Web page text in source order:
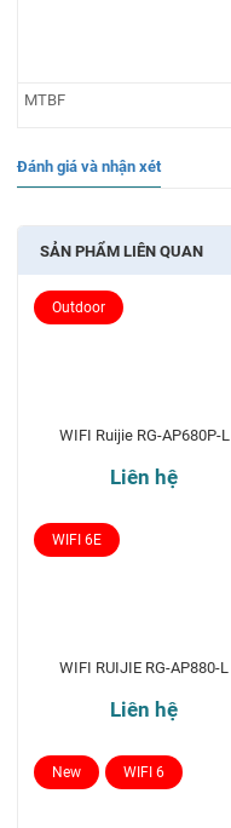
MTBF
Đánh giá và nhận xét
SẢN PHẨM LIÊN QUAN
WIFI Ruijie RG-AP680P-L
Liên hệ
Outdoor
WIFI RUIJIE RG-AP880-L
Liên hệ
WIFI 6E
New WIFI 6